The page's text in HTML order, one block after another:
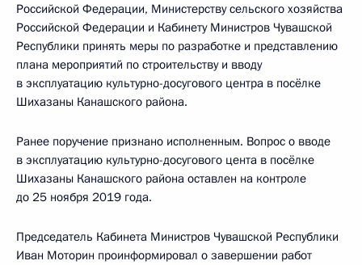
Российской Федерации, Министерству сельского хозяйства
Российской Федерации и Кабинету Министров Чувашской
Республики принять меры по разработке и представлению
плана мероприятий по строительству и вводу
в эксплуатацию культурно-досугового центра в посёлке
Шихазаны Канашского района.
Ранее поручение признано исполненным. Вопрос о вводе
в эксплуатацию культурно-досугового цента в посёлке
Шихазаны Канашского района оставлен на контроле
до 25 ноября 2019 года.
Председатель Кабинета Министров Чувашской Республики
Иван Моторин проинформировал о завершении работ